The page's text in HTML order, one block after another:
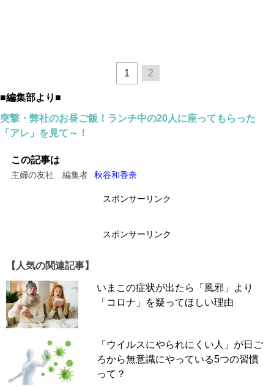
1 2
■編集部より■
突撃・弊社のお昼ご飯！ランチ中の20人に座ってもらった
「アレ」を見て～！
この記事は
主婦の友社 編集者 秋谷和香奈
スポンサーリンク
スポンサーリンク
【人気の関連記事】
いまこの症状が出たら「風邪」より
「コロナ」を疑ってほしい理由
「ウイルスにやられにくい人」が日ご
ろから無意識にやっている5つの習慣
って？